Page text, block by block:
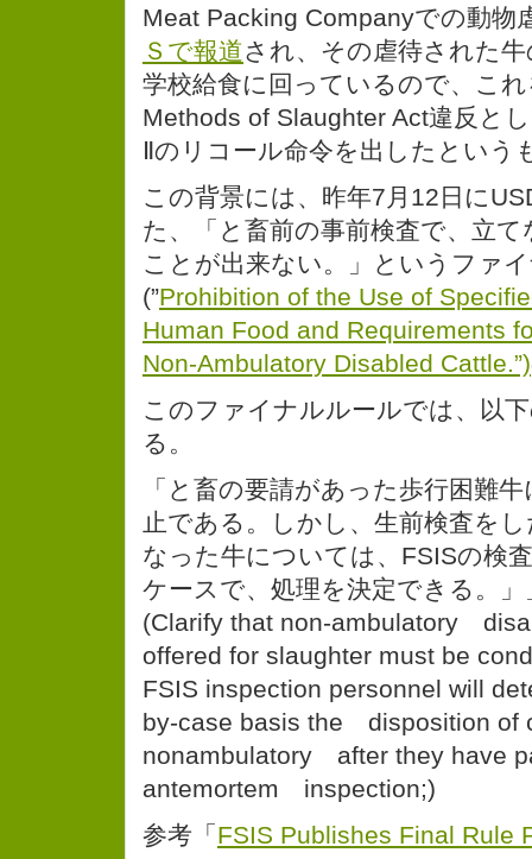
Meat Packing Companyでの動物
Ｓで報道され、その虐待された
学校給食に回っているので、こ
Methods of Slaughter Act違反と
Ⅱのリコール命令を出したという
この背景には、昨年7月12日に
た、「と畜前の事前検査で、立
ことが出来ない。」というファ
(”Prohibition of the Use of
Human Food and Requirements
Non-Ambulatory Disabled Cattle.”)
このファイナルルールでは、以
る。
「と畜の要請があった歩行困難
止である。しかし、生前検査を
なった牛については、FSISの検
ケースで、処理を決定できる。」
(Clarify that non-ambulatory
offered for slaughter must be
FSIS inspection personnel will
by-case basis the disposition of
nonambulatory after they have
antemortem inspection;)
参考「 FSIS Publishes Final Rule